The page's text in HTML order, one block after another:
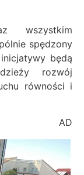
wszystkim
spędzony
będą
rozwój
równości i
AD